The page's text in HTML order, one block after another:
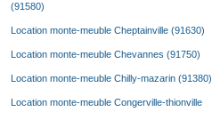
(91580)
Location monte-meuble Cheptainville (91630)
Location monte-meuble Chevannes (91750)
Location monte-meuble Chilly-mazarin (91380)
Location monte-meuble Congerville-thionville